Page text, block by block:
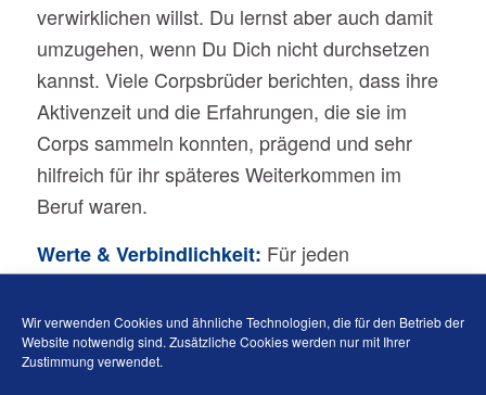
Wir verwenden Cookies und ähnliche Technologien, die für den Betrieb der
Website notwendig sind. Zusätzliche Cookies werden nur mit Ihrer
Zustimmung verwendet.
verwirklichen willst. Du lernst aber auch damit
umzugehen, wenn Du Dich nicht durchsetzen
kannst. Viele Corpsbrüder berichten, dass ihre
Aktivenzeit und die Erfahrungen, die sie im
Corps sammeln konnten, prägend und sehr
hilfreich für ihr späteres Weiterkommen im
Beruf waren.
Werte & Verbindlichkeit: Für jeden
einsemestrige Probezeit, die Fuchsenzeit.
Während ihr lernst Du uns und wir Dich
kennen. Wir finden heraus, ob Wertschätzung